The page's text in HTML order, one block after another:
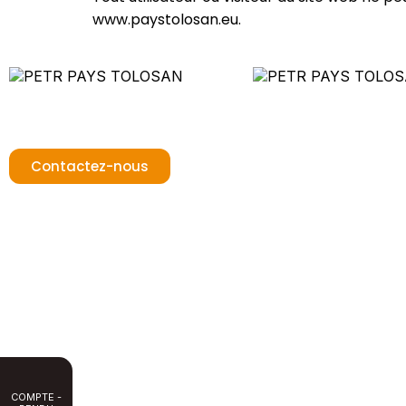
COMPTE -
www.paystolosan.eu.
T : +33 (0)5 82 95 56 28
Contactez-nous